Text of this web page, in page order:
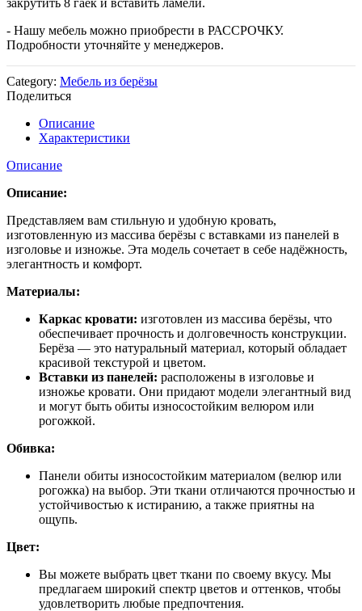
- Нашу мебель можно приобрести в РАССРОЧКУ.
Подробности уточняйте у менеджеров.
Category: Мебель из берёзы
Поделиться
Описание
Характеристики
Описание
Описание:
Представляем вам стильную и удобную кровать,
изготовленную из массива берёзы с вставками из панелей в
изголовье и изножье. Эта модель сочетает в себе надёжность,
элегантность и комфорт.
Материалы:
Каркас кровати: изготовлен из массива берёзы, что
обеспечивает прочность и долговечность конструкции.
Берёза — это натуральный материал, который обладает
красивой текстурой и цветом.
Вставки из панелей: расположены в изголовье и
изножье кровати. Они придают модели элегантный вид
и могут быть обиты износостойким велюром или
рогожкой.
Обивка:
Панели обиты износостойким материалом (велюр или
рогожка) на выбор. Эти ткани отличаются прочностью и
устойчивостью к истиранию, а также приятны на
ощупь.
Цвет:
Вы можете выбрать цвет ткани по своему вкусу. Мы
предлагаем широкий спектр цветов и оттенков, чтобы
удовлетворить любые предпочтения.